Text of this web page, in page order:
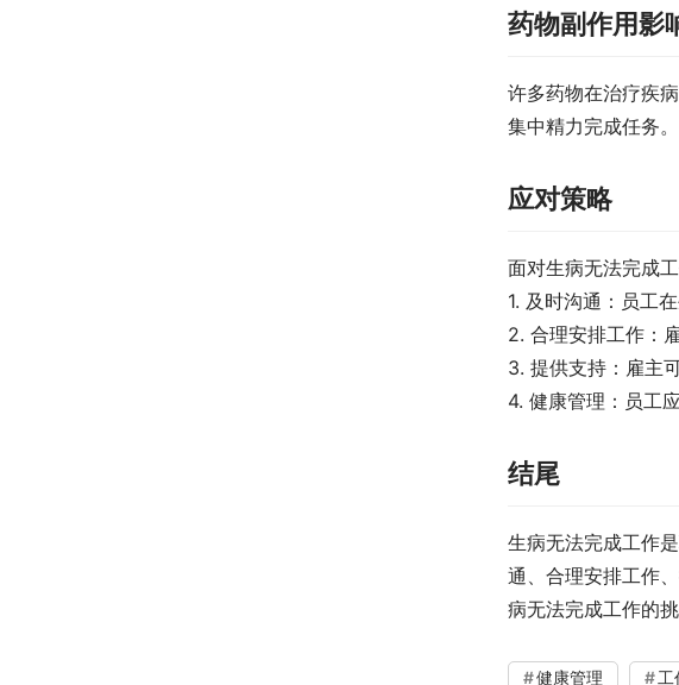
药物副作用影
许多药物在治疗疾
集中精力完成任务
应对策略
面对生病无法完成
1. 及时沟通：员工
2. 合理安排工作：
3. 提供支持：雇主
4. 健康管理：员工
结尾
生病无法完成工作
通、合理安排工作
病无法完成工作的挑
健康管理 工